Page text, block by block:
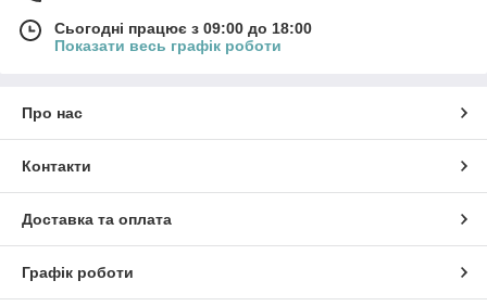
Сьогодні працює з 09:00 до 18:00
Показати весь графік роботи
Про нас
Контакти
Доставка та оплата
Графік роботи